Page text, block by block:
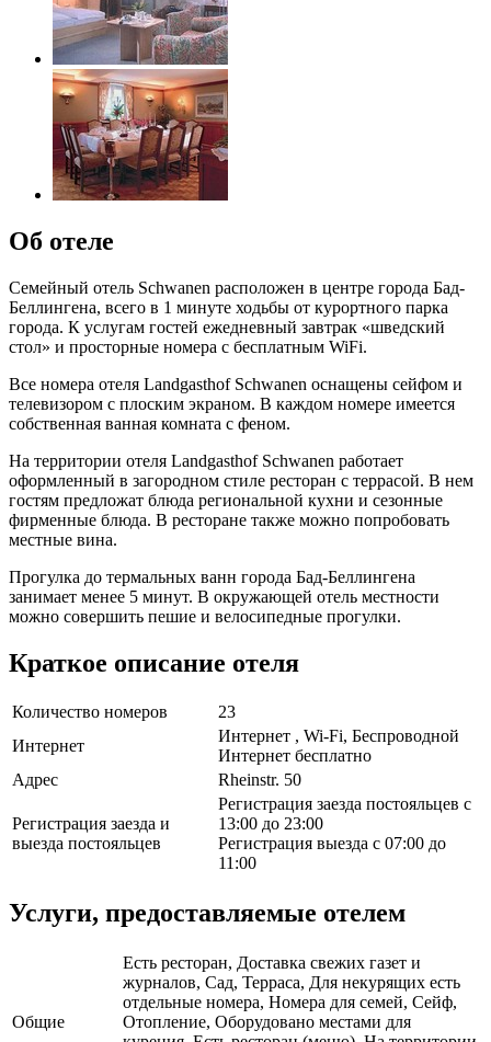
Об отеле
Семейный отель Schwanen расположен в центре города Бад-
Беллингена, всего в 1 минуте ходьбы от курортного парка
города. К услугам гостей ежедневный завтрак «шведский
стол» и просторные номера с бесплатным WiFi.
Все номера отеля Landgasthof Schwanen оснащены сейфом и
телевизором с плоским экраном. В каждом номере имеется
собственная ванная комната с феном.
На территории отеля Landgasthof Schwanen работает
оформленный в загородном стиле ресторан с террасой. В нем
гостям предложат блюда региональной кухни и сезонные
фирменные блюда. В ресторане также можно попробовать
местные вина.
Прогулка до термальных ванн города Бад-Беллингена
занимает менее 5 минут. В окружающей отель местности
можно совершить пешие и велосипедные прогулки.
Краткое описание отеля
Количество номеров
23
Интернет
Интернет , Wi-Fi, Беспроводной
Интернет бесплатно
Адрес
Rheinstr. 50
Регистрация заезда и
выезда постояльцев
Регистрация заезда постояльцев с
13:00 до 23:00
Регистрация выезда с 07:00 до
11:00
Услуги, предоставляемые отелем
Общие
Есть ресторан, Доставка свежих газет и
журналов, Сад, Терраса, Для некурящих есть
отдельные номера, Номера для семей, Сейф,
Отопление, Оборудовано местами для